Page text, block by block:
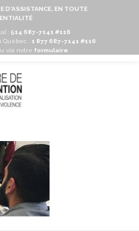
D'ASSISTANCE, EN TOUTE
: 514 687-7141 #116
:
1 877 687-7141 #116
via notre formulaire